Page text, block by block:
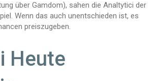
über Gamdom), sahen die Analtytici der
Wenn das auch unentschieden ist, es
preiszugeben.
Heute